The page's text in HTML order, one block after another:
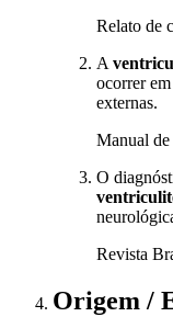
Relato de
A
ocorrer
externas.
Manual
O
Revista
Origem /